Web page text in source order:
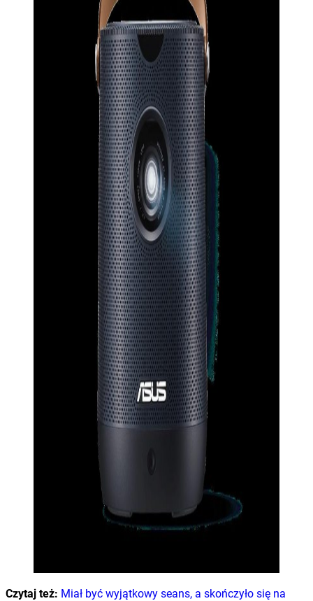
Czytaj też: Miał być wyjątkowy seans, a skończyło się na